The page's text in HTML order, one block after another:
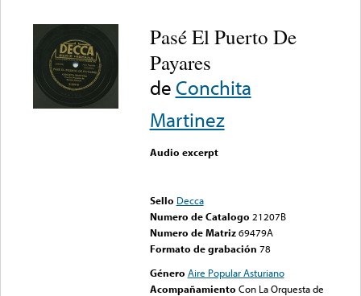
Pasé El Puerto De
Payares
de Conchita
Martinez
Audio excerpt
Sello Decca
Numero de Catalogo 21207B
Numero de Matriz 69479A
Formato de grabación 78
Género Aire Popular Asturiano
Acompañamiento Con La Orquesta de